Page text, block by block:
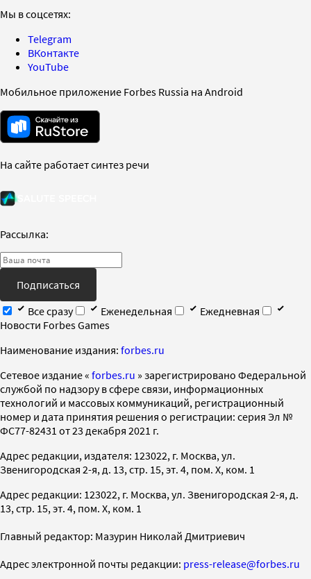
Мы в соцсетях:
Telegram
ВКонтакте
YouTube
Мобильное приложение Forbes Russia на Android
На сайте работает синтез речи
Рассылка:
Подписаться
Все сразу
Еженедельная
Ежедневная
Новости Forbes Games
Наименование издания: forbes.ru
Cетевое издание « forbes.ru » зарегистрировано Федеральной
службой по надзору в сфере связи, информационных
технологий и массовых коммуникаций, регистрационный
номер и дата принятия решения о регистрации: серия Эл №
ФС77-82431 от 23 декабря 2021 г.
Адрес редакции, издателя: 123022, г. Москва, ул.
Звенигородская 2-я, д. 13, стр. 15, эт. 4, пом. X, ком. 1
Адрес редакции: 123022, г. Москва, ул. Звенигородская 2-я, д.
13, стр. 15, эт. 4, пом. X, ком. 1
Главный редактор: Мазурин Николай Дмитриевич
Адрес электронной почты редакции: press-release@forbes.ru